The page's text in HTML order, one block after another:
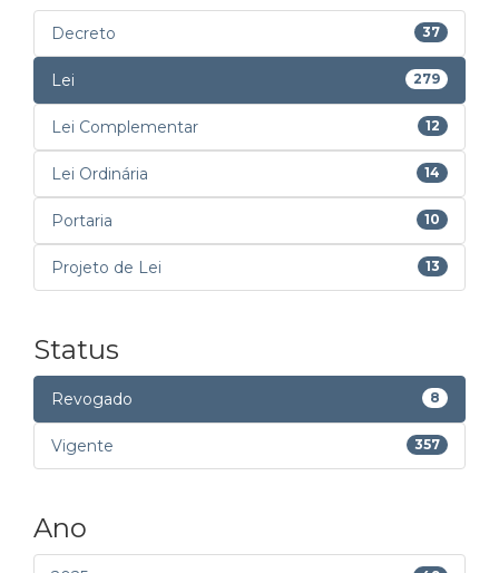
Decreto 37
Lei 279
Lei Complementar 12
Lei Ordinária 14
Portaria 10
Projeto de Lei 13
Status
Revogado 8
Vigente 357
Ano